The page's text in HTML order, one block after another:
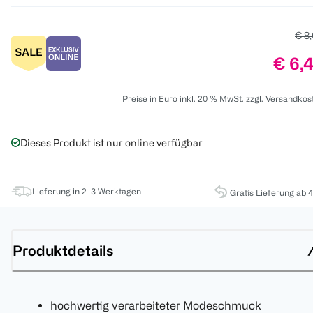
€
€
Preise in Euro inkl. 20 % MwSt. zzgl.
Dieses Produkt ist nur online verfügbar
Lieferung in 2-3 Werktagen Gratis Lieferung ab
Produktdetails
hochwertig verarbeiteter Modeschmuck